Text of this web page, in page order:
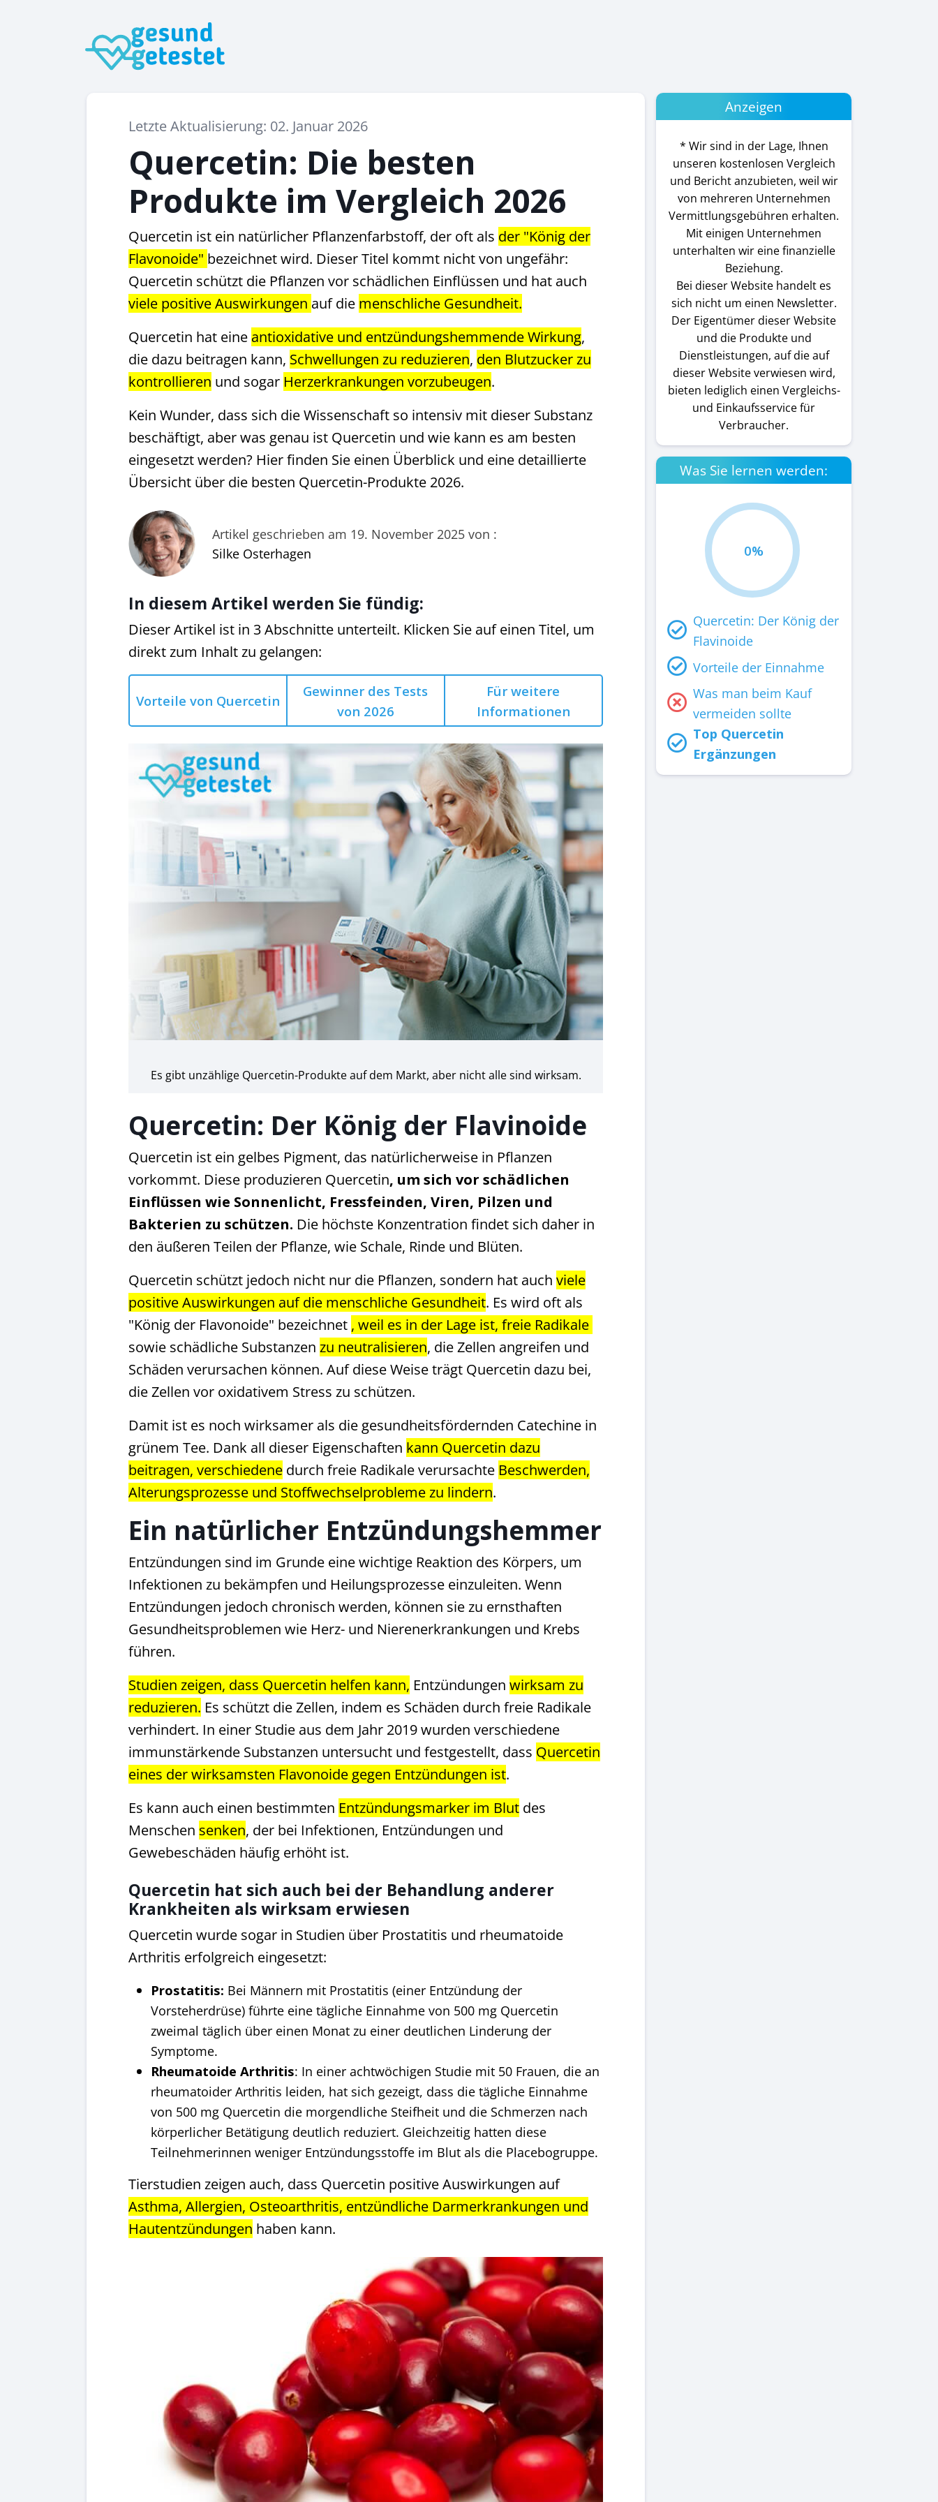
Letzte Aktualisierung: 02. Januar 2026
Quercetin: Die besten
Produkte im Vergleich 2026
Quercetin ist ein natürlicher Pflanzenfarbstoff, der oft als der "König der
Flavonoide" bezeichnet wird. Dieser Titel kommt nicht von ungefähr:
Quercetin schützt die Pflanzen vor schädlichen Einflüssen und hat auch
viele positive Auswirkungen auf die menschliche Gesundheit.
Quercetin hat eine antioxidative und entzündungshemmende Wirkung,
die dazu beitragen kann, Schwellungen zu reduzieren, den Blutzucker zu
kontrollieren und sogar Herzerkrankungen vorzubeugen.
Kein Wunder, dass sich die Wissenschaft so intensiv mit dieser Substanz
beschäftigt, aber was genau ist Quercetin und wie kann es am besten
eingesetzt werden? Hier finden Sie einen Überblick und eine detaillierte
Übersicht über die besten Quercetin-Produkte 2026.
Artikel geschrieben am 19. November 2025 von :
Silke Osterhagen
In diesem Artikel werden Sie fündig:
Dieser Artikel ist in 3 Abschnitte unterteilt. Klicken Sie auf einen Titel, um
direkt zum Inhalt zu gelangen:
Vorteile von Quercetin
Gewinner des Tests
von 2026
Für weitere
Informationen
Es gibt unzählige Quercetin-Produkte auf dem Markt, aber nicht alle sind wirksam.
Quercetin: Der König der Flavinoide
Quercetin ist ein gelbes Pigment, das natürlicherweise in Pflanzen
vorkommt. Diese produzieren Quercetin, um sich vor schädlichen
Einflüssen wie Sonnenlicht, Fressfeinden, Viren, Pilzen und
Bakterien zu schützen. Die höchste Konzentration findet sich daher in
den äußeren Teilen der Pflanze, wie Schale, Rinde und Blüten.
Quercetin schützt jedoch nicht nur die Pflanzen, sondern hat auch viele
positive Auswirkungen auf die menschliche Gesundheit. Es wird oft als
"König der Flavonoide" bezeichnet , weil es in der Lage ist, freie Radikale
sowie schädliche Substanzen zu neutralisieren, die Zellen angreifen und
Schäden verursachen können. Auf diese Weise trägt Quercetin dazu bei,
die Zellen vor oxidativem Stress zu schützen.
Damit ist es noch wirksamer als die gesundheitsfördernden Catechine in
grünem Tee. Dank all dieser Eigenschaften kann Quercetin dazu
beitragen, verschiedene durch freie Radikale verursachte Beschwerden,
Alterungsprozesse und Stoffwechselprobleme zu lindern.
Ein natürlicher Entzündungshemmer
Entzündungen sind im Grunde eine wichtige Reaktion des Körpers, um
Infektionen zu bekämpfen und Heilungsprozesse einzuleiten. Wenn
Entzündungen jedoch chronisch werden, können sie zu ernsthaften
Gesundheitsproblemen wie Herz- und Nierenerkrankungen und Krebs
führen.
Studien zeigen, dass Quercetin helfen kann, Entzündungen wirksam zu
reduzieren. Es schützt die Zellen, indem es Schäden durch freie Radikale
verhindert. In einer Studie aus dem Jahr 2019 wurden verschiedene
immunstärkende Substanzen untersucht und festgestellt, dass Quercetin
eines der wirksamsten Flavonoide gegen Entzündungen ist.
Es kann auch einen bestimmten Entzündungsmarker im Blut des
Menschen senken, der bei Infektionen, Entzündungen und
Gewebeschäden häufig erhöht ist.
Quercetin hat sich auch bei der Behandlung anderer
Krankheiten als wirksam erwiesen
Quercetin wurde sogar in Studien über Prostatitis und rheumatoide
Arthritis erfolgreich eingesetzt:
Prostatitis: Bei Männern mit Prostatitis (einer Entzündung der
Vorsteherdrüse) führte eine tägliche Einnahme von 500 mg Quercetin
zweimal täglich über einen Monat zu einer deutlichen Linderung der
Symptome.
Rheumatoide Arthritis: In einer achtwöchigen Studie mit 50 Frauen, die an
rheumatoider Arthritis leiden, hat sich gezeigt, dass die tägliche Einnahme
von 500 mg Quercetin die morgendliche Steifheit und die Schmerzen nach
körperlicher Betätigung deutlich reduziert. Gleichzeitig hatten diese
Teilnehmerinnen weniger Entzündungsstoffe im Blut als die Placebogruppe.
Tierstudien zeigen auch, dass Quercetin positive Auswirkungen auf
Asthma, Allergien, Osteoarthritis, entzündliche Darmerkrankungen und
Hautentzündungen haben kann.
Anzeigen
* Wir sind in der Lage, Ihnen
unseren kostenlosen Vergleich
und Bericht anzubieten, weil wir
von mehreren Unternehmen
Vermittlungsgebühren erhalten.
Mit einigen Unternehmen
unterhalten wir eine finanzielle
Beziehung.
Bei dieser Website handelt es
sich nicht um einen Newsletter.
Der Eigentümer dieser Website
und die Produkte und
Dienstleistungen, auf die auf
dieser Website verwiesen wird,
bieten lediglich einen Vergleichs-
und Einkaufsservice für
Verbraucher.
Was Sie lernen werden:
0%
Quercetin: Der König der
Flavinoide
Vorteile der Einnahme
Was man beim Kauf
vermeiden sollte
Top Quercetin
Ergänzungen